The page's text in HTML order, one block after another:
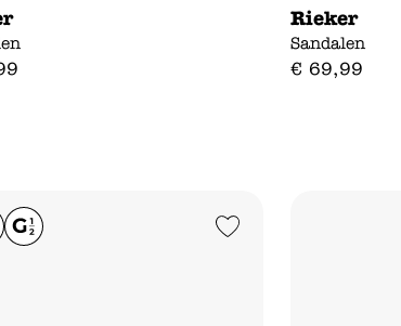
Rieker
Sandalen
€ 69,99
Add to Wishlist